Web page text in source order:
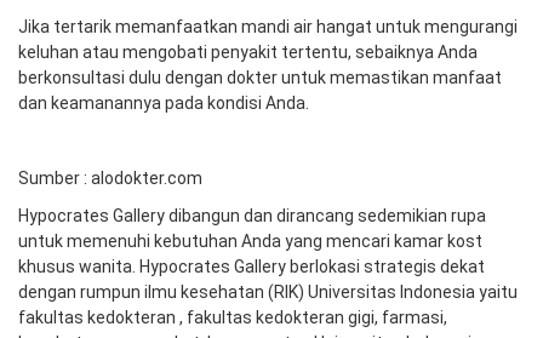
Jika tertarik memanfaatkan mandi air hangat untuk mengurangi
keluhan atau mengobati penyakit tertentu, sebaiknya Anda
berkonsultasi dulu dengan dokter untuk memastikan manfaat
dan keamanannya pada kondisi Anda.
Sumber : alodokter.com
Hypocrates Gallery dibangun dan dirancang sedemikian rupa
untuk memenuhi kebutuhan Anda yang mencari kamar kost
khusus wanita. Hypocrates Gallery berlokasi strategis dekat
dengan rumpun ilmu kesehatan (RIK) Universitas Indonesia yaitu
fakultas kedokteran , fakultas kedokteran gigi, farmasi,